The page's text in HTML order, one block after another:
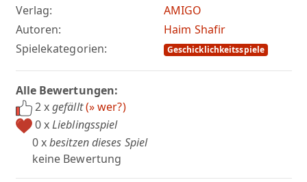
Verlag:
AMIGO
Autoren:
Haim Shafir
Spielekategorien:
Geschicklichkeitsspiele
Alle Bewertungen:
2 xgefällt(» wer?)
0 xLieblingsspiel
0 xbesitzen dieses Spiel
keine Bewertung